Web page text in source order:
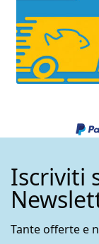
Iscriviti
Tante offerte e